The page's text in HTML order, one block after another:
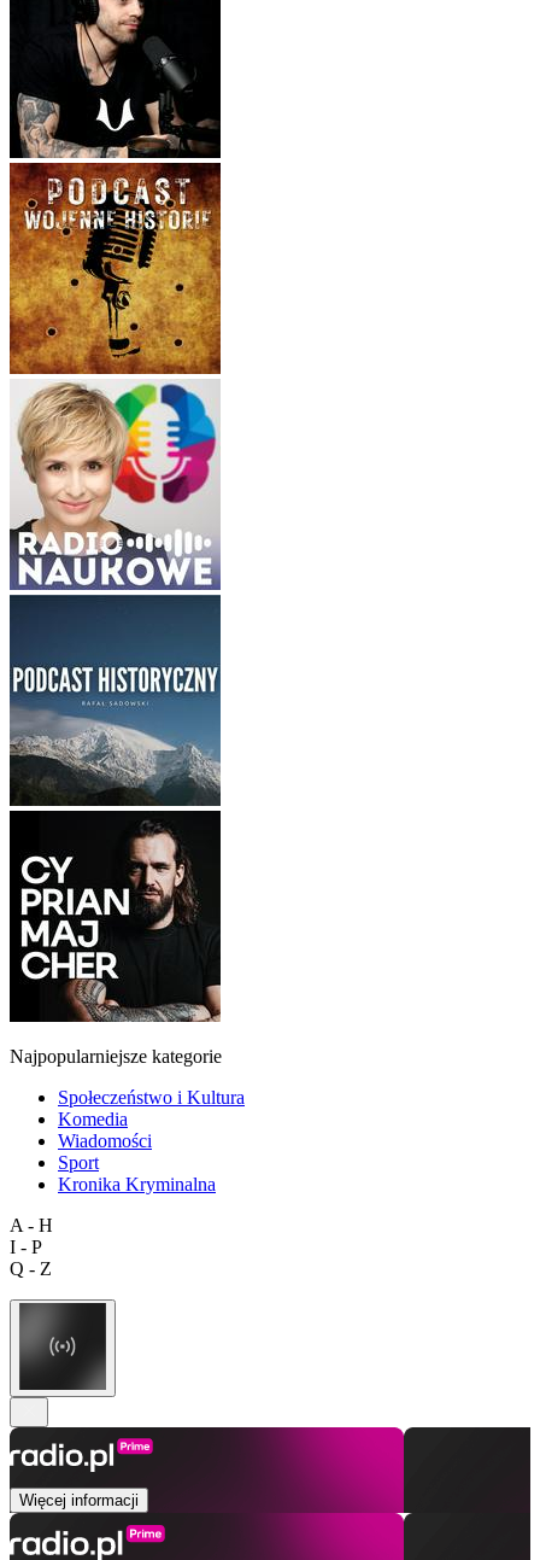
Najpopularniejsze kategorie
Społeczeństwo i Kultura
Komedia
Wiadomości
Sport
Kronika Kryminalna
A - H
I - P
Q - Z
Więcej informacji